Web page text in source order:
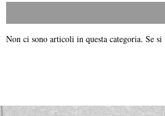
Non ci sono articoli in questa categoria. Se